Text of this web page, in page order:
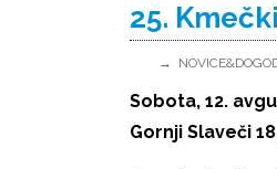
25.
Sobota, 12.
Gornji Slaveči